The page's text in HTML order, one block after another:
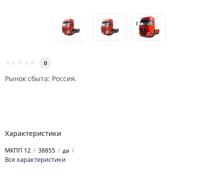
0
Рынок сбыта: Россия.
Характеристики
МКПП 12 38855 да
Все характеристики